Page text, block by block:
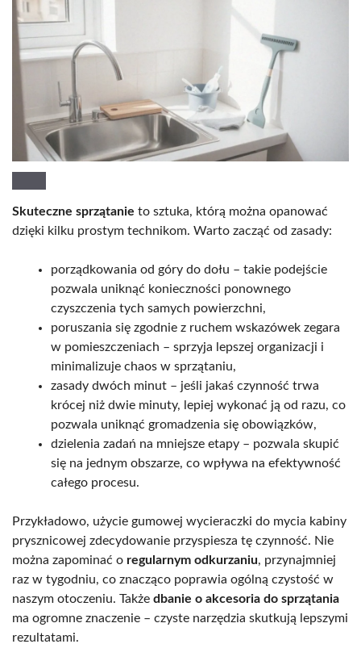
Skuteczne sprzątanie to sztuka, którą można opanować
dzięki kilku prostym technikom. Warto zacząć od zasady:
porządkowania od góry do dołu – takie podejście
pozwala uniknąć konieczności ponownego
czyszczenia tych samych powierzchni,
poruszania się zgodnie z ruchem wskazówek zegara
w pomieszczeniach – sprzyja lepszej organizacji i
minimalizuje chaos w sprzątaniu,
zasady dwóch minut – jeśli jakaś czynność trwa
krócej niż dwie minuty, lepiej wykonać ją od razu, co
pozwala uniknąć gromadzenia się obowiązków,
dzielenia zadań na mniejsze etapy – pozwala skupić
się na jednym obszarze, co wpływa na efektywność
całego procesu.
Przykładowo, użycie gumowej wycieraczki do mycia kabiny
prysznicowej zdecydowanie przyspiesza tę czynność. Nie
można zapominać o regularnym odkurzaniu, przynajmniej
raz w tygodniu, co znacząco poprawia ogólną czystość w
naszym otoczeniu. Także dbanie o akcesoria do sprzątania
ma ogromne znaczenie – czyste narzędzia skutkują lepszymi
rezultatami.